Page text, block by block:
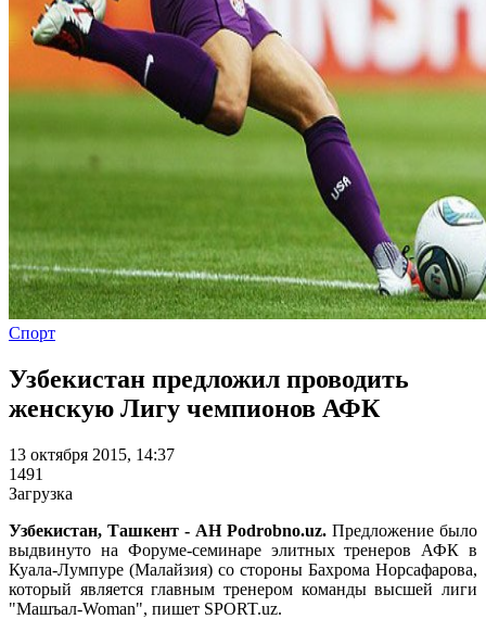
Спорт
Узбекистан предложил проводить
женскую Лигу чемпионов АФК
13 октября 2015, 14:37
1491
Загрузка
Узбекистан, Ташкент - АН Podrobno.uz. Предложение было
выдвинуто на Форуме-семинаре элитных тренеров АФК в
Куала-Лумпуре (Малайзия) со стороны Бахрома Норсафарова,
который является главным тренером команды высшей лиги
"Машъал-Woman", пишет SPORT.uz.